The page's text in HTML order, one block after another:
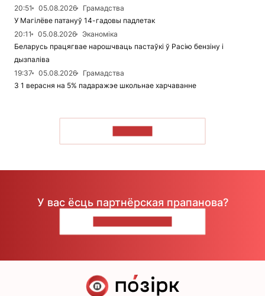
20:51
05.08.2026
Грамадства
У Магілёве патануў 14-гадовы падлетак
20:11
05.08.2026
Эканоміка
Беларусь працягвае нарошчваць пастаўкі ў Расію бензіну і
дызпаліва
19:37
05.08.2026
Грамадства
З 1 верасня на 5% падаражэе школьнае харчаванне
У вас ёсць партнёрская прапанова?